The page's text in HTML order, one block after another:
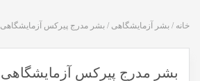
خانه / بشر آزمایشگاهی / بشر مدرج پیرکس آزمایشگاهی
بشر مدرج پیرکس آزمایشگاهی